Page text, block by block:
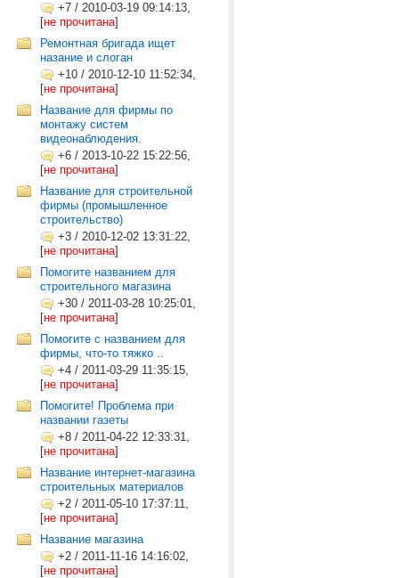
+7 / 2010-03-19 09:14:13,
[не прочитана]
Ремонтная бригада ищет
назание и слоган
+10 / 2010-12-10 11:52:34,
[не прочитана]
Название для фирмы по
монтажу систем
видеонаблюдения.
+6 / 2013-10-22 15:22:56,
[не прочитана]
Название для строительной
фирмы (промышленное
строительство)
+3 / 2010-12-02 13:31:22,
[не прочитана]
Помогите названием для
строительного магазина
+30 / 2011-03-28 10:25:01,
[не прочитана]
Помогите с названием для
фирмы, что-то тяжко ..
+4 / 2011-03-29 11:35:15,
[не прочитана]
Помогите! Проблема при
названии газеты
+8 / 2011-04-22 12:33:31,
[не прочитана]
Название интернет-магазина
строительных материалов
+2 / 2011-05-10 17:37:11,
[не прочитана]
Название магазина
+2 / 2011-11-16 14:16:02,
[не прочитана]